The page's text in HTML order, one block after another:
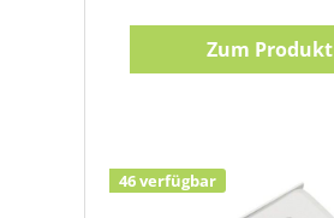
Zum Produkt
46 verfügbar